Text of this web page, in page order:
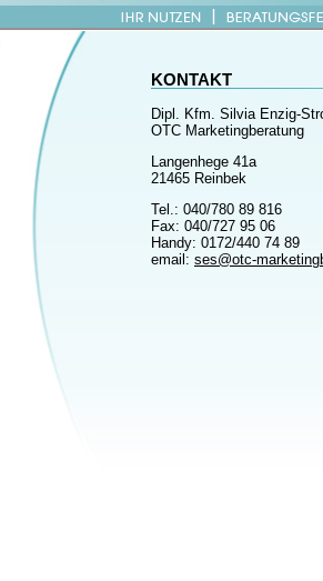
KONTAKT
Dipl. Kfm. Silvia Enzig-
OTC Marketingberatung
Langenhege 41a
21465 Reinbek
Tel.: 040/780 89 816
Fax: 040/727 95 06
Handy: 0172/440 74 89
email: ses@otc-